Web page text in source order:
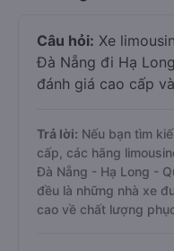
Câu hỏi: Xe
Đà Nẵng đi Hạ
đánh giá cao cấp
Trả lời: Nếu bạn tìm
cấp, các hãng
Đà Nẵng - Hạ Long -
đều là những nhà xe
cao về chất lượng